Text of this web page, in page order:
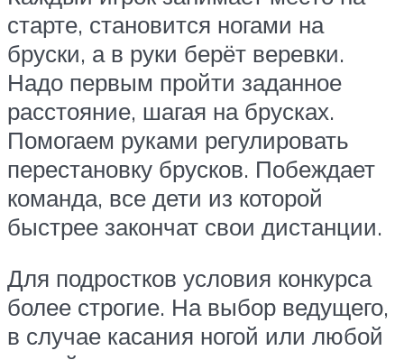
старте, становится ногами на
бруски, а в руки берёт веревки.
Надо первым пройти заданное
расстояние, шагая на брусках.
Помогаем руками регулировать
перестановку брусков. Побеждает
команда, все дети из которой
быстрее закончат свои дистанции.
Для подростков условия конкурса
более строгие. На выбор ведущего,
в случае касания ногой или любой